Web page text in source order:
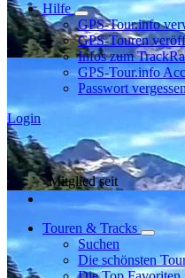
Hilfe
GPS-Tour.info
GPS-Touren
Infos zum
GPS-Tour.info
Passwort
Login
Mitglied seit
Touren & Tracks
Suchen
Die schönsten